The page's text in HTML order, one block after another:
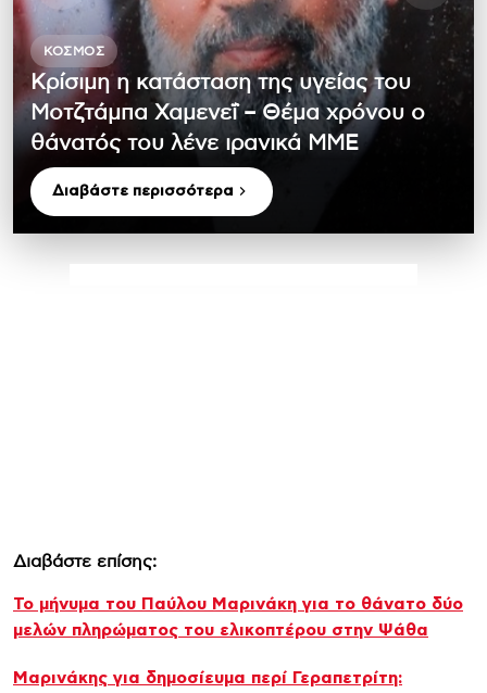
ΚΌΣΜΟΣ
Κρίσιμη η κατάσταση της υγείας του
Μοτζτάμπα Χαμενεΐ – Θέμα χρόνου ο
θάνατός του λένε ιρανικά ΜΜΕ
Διαβάστε περισσότερα
Διαβάστε επίσης:
Το μήνυμα του Παύλου Μαρινάκη για το θάνατο δύο
μελών πληρώματος του ελικοπτέρου στην Ψάθα
Μαρινάκης για δημοσίευμα περί Γεραπετρίτη: